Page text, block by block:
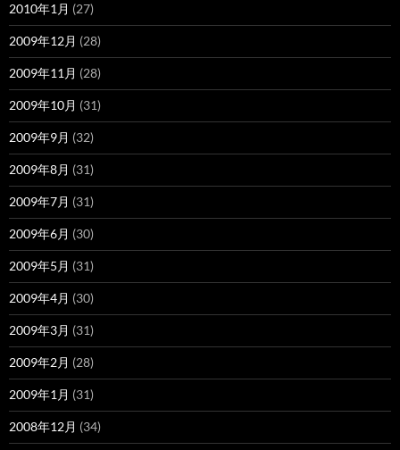
2010年1月 (27)
2009年12月 (28)
2009年11月 (28)
2009年10月 (31)
2009年9月 (32)
2009年8月 (31)
2009年7月 (31)
2009年6月 (30)
2009年5月 (31)
2009年4月 (30)
2009年3月 (31)
2009年2月 (28)
2009年1月 (31)
2008年12月 (34)